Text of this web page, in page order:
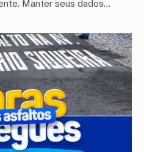
Manter seus dados…